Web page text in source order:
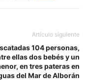
Artículo siguiente
104 personas,
ellas dos bebés y un
en tres pateras en
del Mar de Alborán